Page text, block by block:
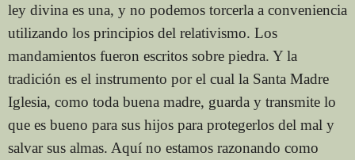
ley divina es una, y no podemos torcerla a conveniencia
utilizando los principios del relativismo. Los
mandamientos fueron escritos sobre piedra. Y la
tradición es el instrumento por el cual la Santa Madre
Iglesia, como toda buena madre, guarda y transmite lo
que es bueno para sus hijos para protegerlos del mal y
salvar sus almas. Aquí no estamos razonando como